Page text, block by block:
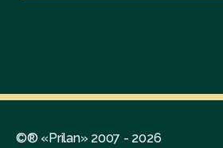
©® «Prilan» 2007 - 2026